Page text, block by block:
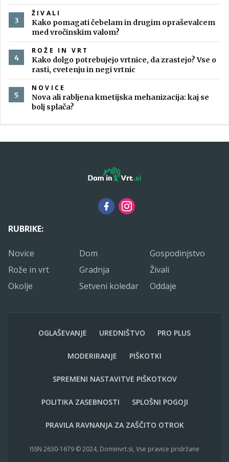
ŽIVALI
Kako pomagati čebelam in drugim opraševalcem
med vročinskim valom?
ROŽE IN VRT
Kako dolgo potrebujejo vrtnice, da zrastejo? Vse o
rasti, cvetenju in negi vrtnic
NOVICE
Nova ali rabljena kmetijska mehanizacija: kaj se
bolj splača?
RUBRIKE:
Novice Dom
Gospodinjstvo
Rože in vrt
Gradnja
Živali
Okolje
Setveni koledar Oddaje
OGLAŠEVANJE UREDNIŠTVO PRO PLUS
MODERIRANJE PIŠKOTKI
SPREMENI NASTAVITVE PIŠKOTKOV
POLITIKA ZASEBNOSTI SPLOŠNI POGOJI
PRAVILA RAVNANJA ZA ZAŠČITO OTROK
ISSN 2630-1679 © 2024, Dominvrt.si, Vse pravice pridržane